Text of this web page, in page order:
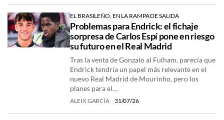
EL BRASILEÑO, EN LA RAMPA DE SALIDA
Problemas para Endrick: el fichaje
sorpresa de Carlos Espí pone en riesgo
su futuro en el Real Madrid
Tras la venta de Gonzalo al Fulham, parecía que
Endrick tendría un papel más relevante en el
nuevo Real Madrid de Mourinho, pero los
planes para el…
ALEIX GARCÍA 31/07/26